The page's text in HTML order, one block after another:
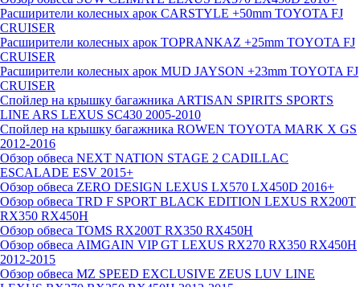
Расширители колесных арок CARSTYLE +50mm TOYOTA FJ
CRUISER
Расширители колесных арок TOPRANKAZ +25mm TOYOTA FJ
CRUISER
Расширители колесных арок MUD JAYSON +23mm TOYOTA FJ
CRUISER
Спойлер на крышку багажника ARTISAN SPIRITS SPORTS
LINE ARS LEXUS SC430 2005-2010
Спойлер на крышку багажника ROWEN TOYOTA MARK X GS
2012-2016
Обзор обвеса NEXT NATION STAGE 2 CADILLAC
ESCALADE ESV 2015+
Обзор обвеса ZERO DESIGN LEXUS LX570 LX450D 2016+
Обзор обвеса TRD F SPORT BLACK EDITION LEXUS RX200T
RX350 RX450H
Обзор обвеса TOMS RX200T RX350 RX450H
Обзор обвеса AIMGAIN VIP GT LEXUS RX270 RX350 RX450H
2012-2015
Обзор обвеса MZ SPEED EXCLUSIVE ZEUS LUV LINE